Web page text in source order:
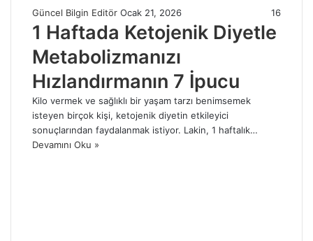
Güncel Bilgin Editör Ocak 21, 2026 16
1 Haftada Ketojenik Diyetle
Metabolizmanızı
Hızlandırmanın 7 İpucu
Kilo vermek ve sağlıklı bir yaşam tarzı benimsemek
isteyen birçok kişi, ketojenik diyetin etkileyici
sonuçlarından faydalanmak istiyor. Lakin, 1 haftalık…
Devamını Oku »